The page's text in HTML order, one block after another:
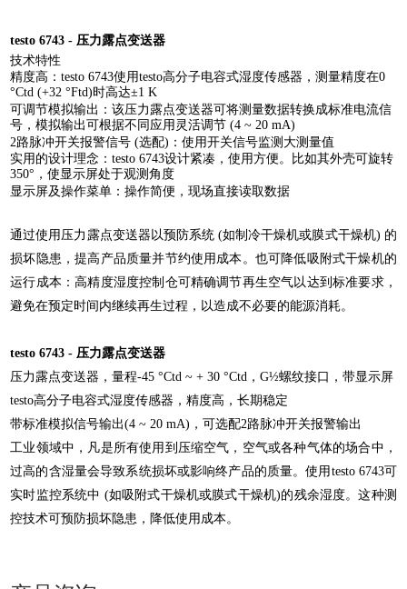
testo 6743 - 压力露点变送器
技术特性
精度高：testo 6743使用testo高分子电容式湿度传感器，测量精度在0
°Ctd (+32 °Ftd)时高达±1 K
可调节模拟输出：该压力露点变送器可将测量数据转换成标准电流信
号，模拟输出可根据不同应用灵活调节 (4 ~ 20 mA)
2路脉冲开关报警信号 (选配)：使用开关信号监测大测量值
实用的设计理念：testo 6743设计紧凑，使用方便。比如其外壳可旋转
350°，使显示屏处于观测角度
显示屏及操作菜单：操作简便，现场直接读取数据
通过使用压力露点变送器以预防系统 (如制冷干燥机或膜式干燥机) 的
损坏隐患，提高产品质量并节约使用成本。也可降低吸附式干燥机的
运行成本：高精度湿度控制仓可精确调节再生空气以达到标准要求，
避免在预定时间内继续再生过程，以造成不必要的能源消耗。
testo 6743 - 压力露点变送器
压力露点变送器，量程-45 °Ctd ~ + 30 °Ctd，G½螺纹接口，带显示屏
testo高分子电容式湿度传感器，精度高，长期稳定
带标准模拟信号输出(4 ~ 20 mA)，可选配2路脉冲开关报警输出
工业领域中，凡是所有使用到压缩空气，空气或各种气体的场合中，
过高的含湿量会导致系统损坏或影响终产品的质量。使用testo 6743可
实时监控系统中 (如吸附式干燥机或膜式干燥机)的残余湿度。这种测
控技术可预防损坏隐患，降低使用成本。